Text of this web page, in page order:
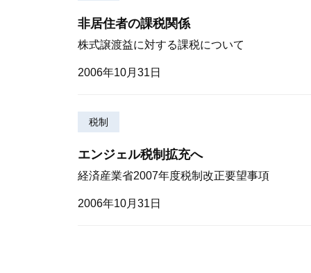
非居住者の課税関係
株式譲渡益に対する課税について
2006年10月31日
税制
エンジェル税制拡充へ
経済産業省2007年度税制改正要望事項
2006年10月31日